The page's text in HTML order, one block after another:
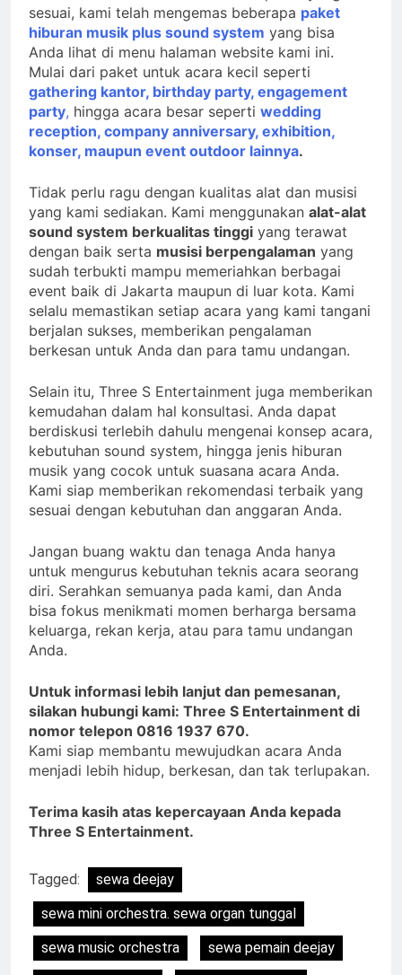
sesuai, kami telah mengemas beberapa paket
hiburan musik plus sound system yang bisa
Anda lihat di menu halaman website kami ini.
Mulai dari paket untuk acara kecil seperti
gathering kantor, birthday party, engagement
party, hingga acara besar seperti wedding
reception, company anniversary, exhibition,
konser, maupun event outdoor lainnya.
Tidak perlu ragu dengan kualitas alat dan musisi
yang kami sediakan. Kami menggunakan alat-alat
sound system berkualitas tinggi yang terawat
dengan baik serta musisi berpengalaman yang
sudah terbukti mampu memeriahkan berbagai
event baik di Jakarta maupun di luar kota. Kami
selalu memastikan setiap acara yang kami tangani
berjalan sukses, memberikan pengalaman
berkesan untuk Anda dan para tamu undangan.
Selain itu, Three S Entertainment juga memberikan
kemudahan dalam hal konsultasi. Anda dapat
berdiskusi terlebih dahulu mengenai konsep acara,
kebutuhan sound system, hingga jenis hiburan
musik yang cocok untuk suasana acara Anda.
Kami siap memberikan rekomendasi terbaik yang
sesuai dengan kebutuhan dan anggaran Anda.
Jangan buang waktu dan tenaga Anda hanya
untuk mengurus kebutuhan teknis acara seorang
diri. Serahkan semuanya pada kami, dan Anda
bisa fokus menikmati momen berharga bersama
keluarga, rekan kerja, atau para tamu undangan
Anda.
Untuk informasi lebih lanjut dan pemesanan,
silakan hubungi kami: Three S Entertainment di
nomor telepon 0816 1937 670.
Kami siap membantu mewujudkan acara Anda
menjadi lebih hidup, berkesan, dan tak terlupakan.
Terima kasih atas kepercayaan Anda kepada
Three S Entertainment.
Tagged:
sewa deejay
sewa mini orchestra. sewa organ tunggal
sewa music orchestra
sewa pemain deejay